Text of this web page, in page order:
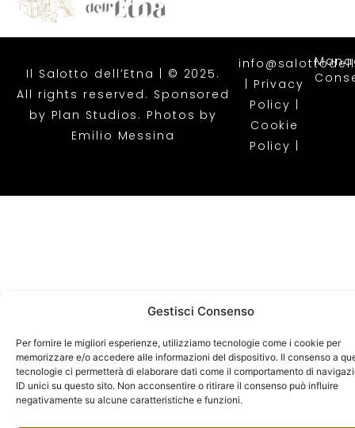
Gestisci Consenso
Per fornire le migliori esperienze, utilizziamo tecnologie come i cookie per
memorizzare e/o accedere alle informazioni del dispositivo. Il consenso a
tecnologie ci permetterà di elaborare dati come il comportamento di
ID unici su questo sito. Non acconsentire o ritirare il consenso può influire
negativamente su alcune caratteristiche e funzioni.
Il Salotto dell’Etna | © 2025.
All rights reserved. Sponsored
by Plan Studios . Photos by
Emilio Messina
| Privacy
Policy |
Cookie
Policy |